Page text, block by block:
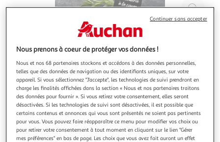
à
2.4 (5)
Nous prenons à coeur de protéger vos données !
Nous et nos 68 partenaires stockons et accédons à des données personnelles,
telles que des données de navigation ou des identifiants uniques, sur votre
appareil. Si vous sélectionnez "J'accepte", les technologies de suivi prendront en
charge les finalités affichées dans la section « Nous et nos partenaires traitons
des données pour fournir ». Si vous retirez votre consentement, elles seront
désactivées. Si les technologies de suivi sont désactivées, il est possible que
certains contenus et annonces qui vous sont présentés ne soient pas pertinents
pour vous. Vous pouvez faire réapparaître ce menu pour modifier vos choix ou
pour retirer votre consentement à tout moment en cliquant sur le lien "Gérer
mes préférences" en bas de page. Les choix que vous avez fait auront un effet
Continuer sans accepter